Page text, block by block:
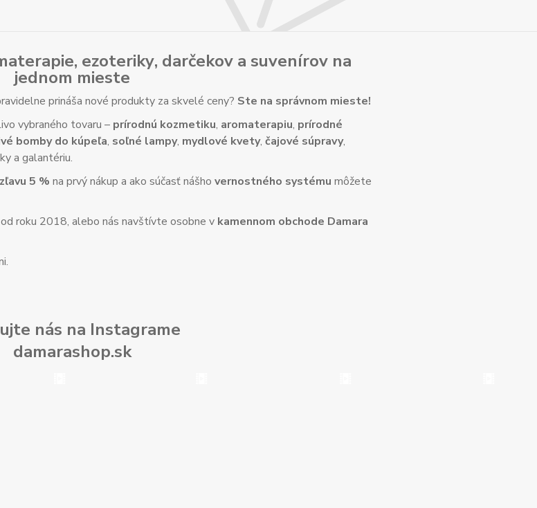
, ezoteriky, darčekov a suvenírov na
jednom mieste
prináša nové produkty za skvelé ceny? Ste na správnom mieste!
vybraného tovaru – prírodnú kozmetiku, aromaterapiu, prírodné
bomby do kúpeľa, soľné lampy, mydlové kvety, čajové súpravy,
a galantériu.
zľavu 5 % na prvý nákup a ako súčasť nášho vernostného systému môžete
roku 2018, alebo nás navštívte osobne v kamennom obchode Damara
nás na Instagrame
damarashop.sk